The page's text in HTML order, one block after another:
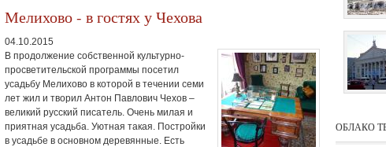
Мелихово - в гостях у Чехова
04.10.2015
В продолжение собственной культурно-
просветительской программы посетил
усадьбу Мелихово в которой в течении семи
лет жил и творил Антон Павлович Чехов –
великий русский писатель. Очень милая и
приятная усадьба. Уютная такая. Постройки
в усадьбе в основном деревянные. Есть
ОБЛАКО